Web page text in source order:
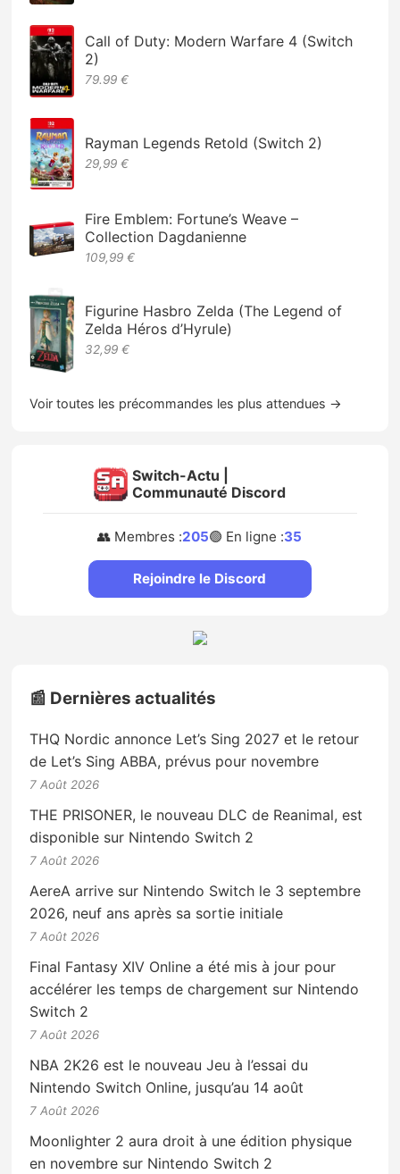
Call of Duty: Modern Warfare 4 (Switch
2)
79.99 €
Rayman Legends Retold (Switch 2)
29,99 €
Fire Emblem: Fortune’s Weave –
Collection Dagdanienne
109,99 €
Figurine Hasbro Zelda (The Legend of
Zelda Héros d’Hyrule)
32,99 €
Voir toutes les précommandes les plus attendues →
Switch-Actu |
Communauté Discord
👥 Membres :205🟢 En ligne :35
Rejoindre le Discord
📰 Dernières actualités
THQ Nordic annonce Let’s Sing 2027 et le retour
de Let’s Sing ABBA, prévus pour novembre
7 Août 2026
THE PRISONER, le nouveau DLC de Reanimal, est
disponible sur Nintendo Switch 2
7 Août 2026
AereA arrive sur Nintendo Switch le 3 septembre
2026, neuf ans après sa sortie initiale
7 Août 2026
Final Fantasy XIV Online a été mis à jour pour
accélérer les temps de chargement sur Nintendo
Switch 2
7 Août 2026
NBA 2K26 est le nouveau Jeu à l’essai du
Nintendo Switch Online, jusqu’au 14 août
7 Août 2026
Moonlighter 2 aura droit à une édition physique
en novembre sur Nintendo Switch 2